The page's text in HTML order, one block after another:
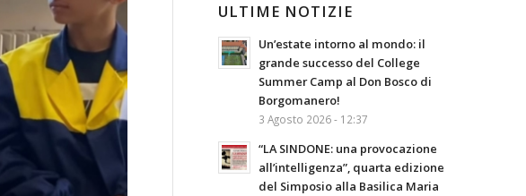
ULTIME NOTIZIE
Un’estate intorno al mondo: il
grande successo del College
Summer Camp al Don Bosco di
Borgomanero!
3 Agosto 2026 - 12:37
“LA SINDONE: una provocazione
all’intelligenza”, quarta edizione
del Simposio alla Basilica Maria